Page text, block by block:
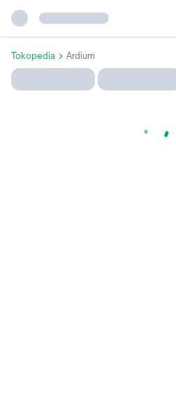
Tokopedia Ardium